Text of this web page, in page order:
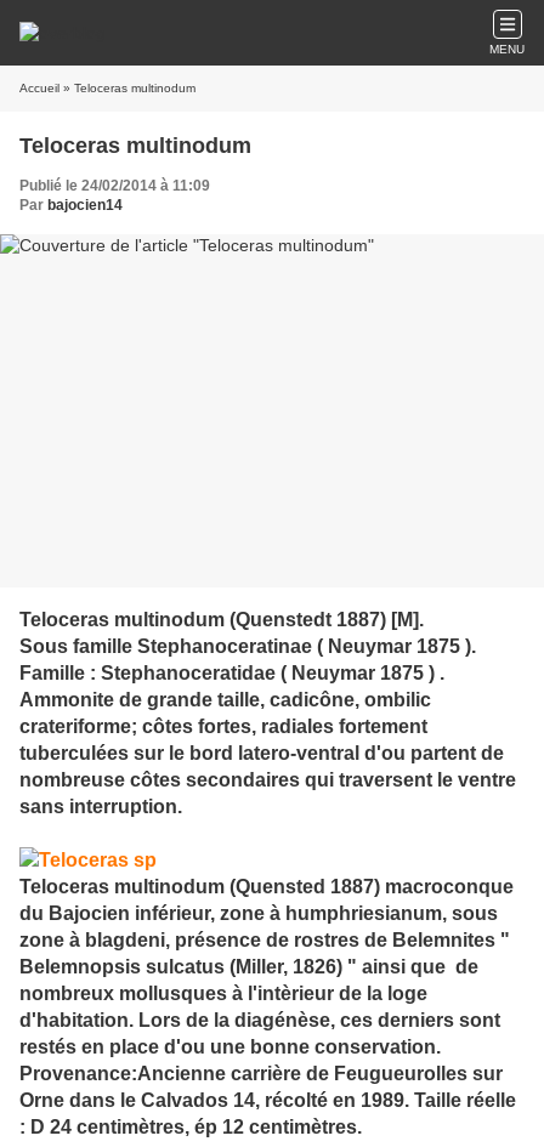
MENU
Accueil » Teloceras multinodum
Teloceras multinodum
Publié le 24/02/2014 à 11:09
Par bajocien14
Teloceras multinodum (Quenstedt 1887) [M].
Sous famille Stephanoceratinae ( Neuymar 1875 ).
Famille : Stephanoceratidae ( Neuymar 1875 ) .
Ammonite de grande taille, cadicône, ombilic
crateriforme; côtes fortes, radiales fortement
tuberculées sur le bord latero-ventral d'ou partent de
nombreuse côtes secondaires qui traversent le ventre
sans interruption.
Teloceras multinodum (Quensted 1887) macroconque
du Bajocien inférieur, zone à humphriesianum, sous
zone à blagdeni, présence de rostres de Belemnites "
Belemnopsis sulcatus (Miller, 1826) " ainsi que de
nombreux mollusques à l'intèrieur de la loge
d'habitation. Lors de la diagénèse, ces derniers sont
restés en place d'ou une bonne conservation.
Provenance:Ancienne carrière de Feugueurolles sur
Orne dans le Calvados 14, récolté en 1989. Taille réelle
: D 24 centimètres, ép 12 centimètres.